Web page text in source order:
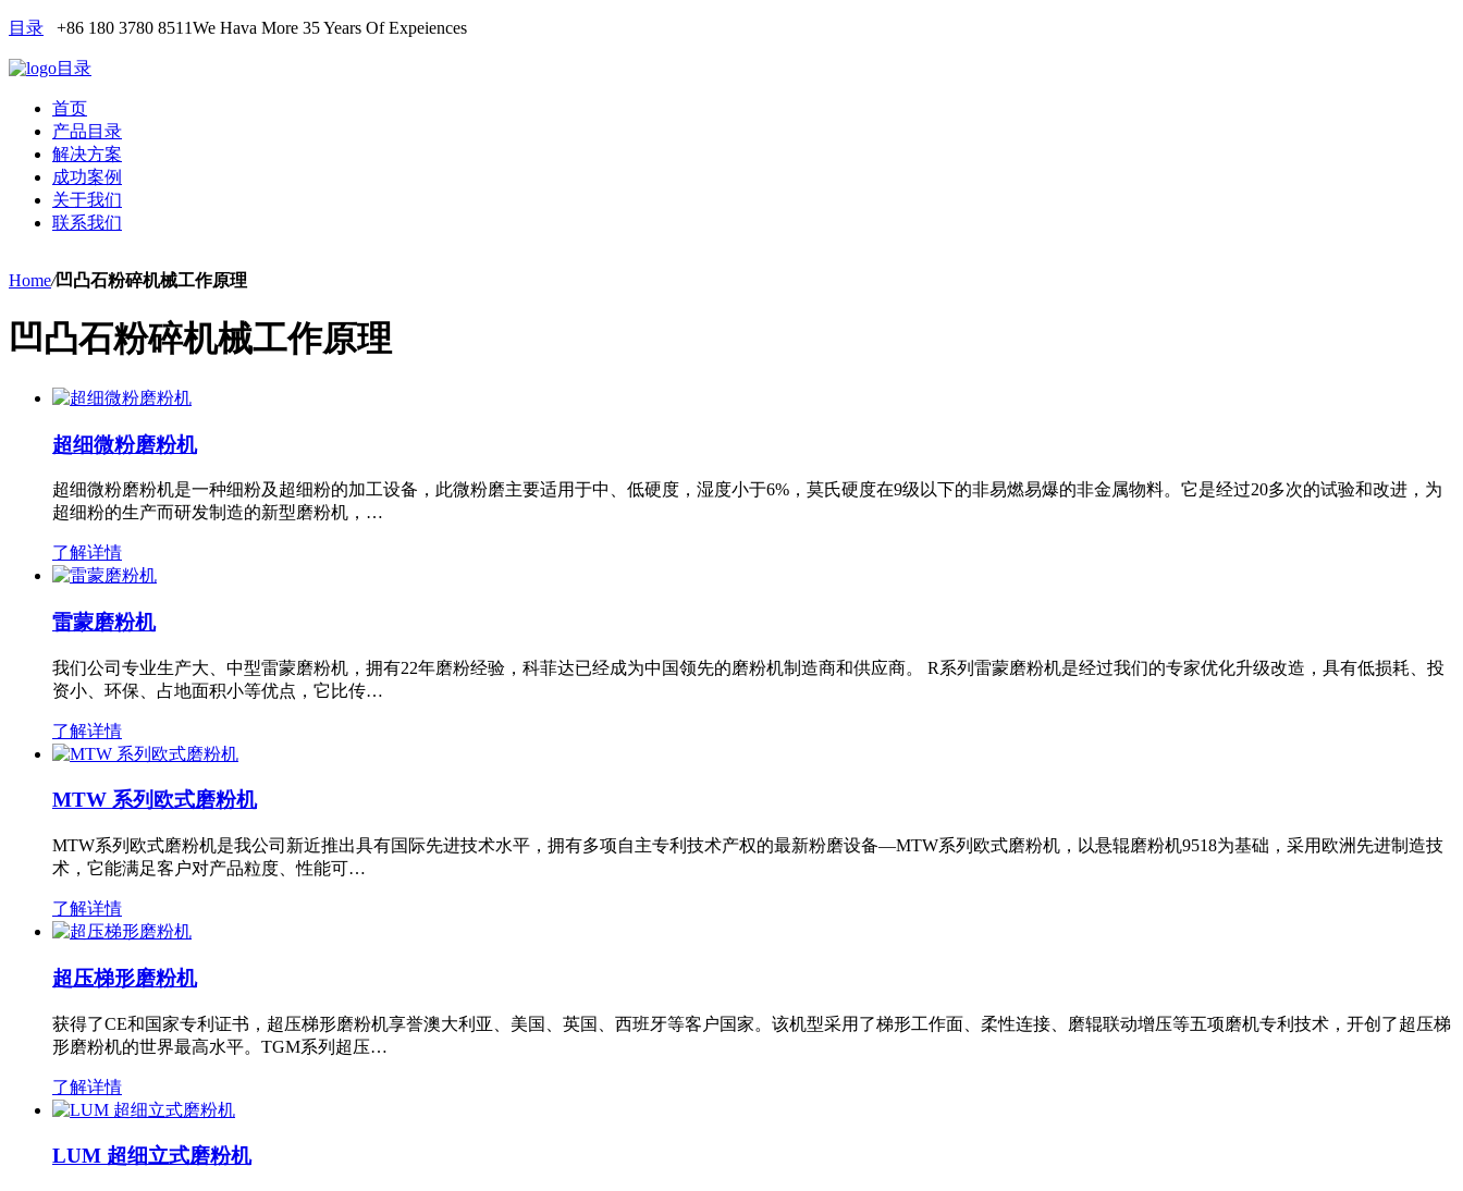
目录 +86 180 3780 8511We Hava More 35 Years Of Expeiences
目录
首页
产品目录
解决方案
成功案例
关于我们
联系我们
Home/凹凸石粉碎机械工作原理
凹凸石粉碎机械工作原理
超细微粉磨粉机
超细微粉磨粉机是一种细粉及超细粉的加工设备，此微粉磨主要适用于中、低硬度，湿度小于6%，莫氏硬度在9级以下的非易燃易爆的非金属物料。它是经过20多次的试验和改进，为
超细粉的生产而研发制造的新型磨粉机，…
了解详情
雷蒙磨粉机
我们公司专业生产大、中型雷蒙磨粉机，拥有22年磨粉经验，科菲达已经成为中国领先的磨粉机制造商和供应商。 R系列雷蒙磨粉机是经过我们的专家优化升级改造，具有低损耗、投
资小、环保、占地面积小等优点，它比传…
了解详情
MTW 系列欧式磨粉机
MTW系列欧式磨粉机是我公司新近推出具有国际先进技术水平，拥有多项自主专利技术产权的最新粉磨设备—MTW系列欧式磨粉机，以悬辊磨粉机9518为基础，采用欧洲先进制造技
术，它能满足客户对产品粒度、性能可…
了解详情
超压梯形磨粉机
获得了CE和国家专利证书，超压梯形磨粉机享誉澳大利亚、美国、英国、西班牙等客户国家。该机型采用了梯形工作面、柔性连接、磨辊联动增压等五项磨机专利技术，开创了超压梯
形磨粉机的世界最高水平。TGM系列超压…
了解详情
LUM 超细立式磨粉机